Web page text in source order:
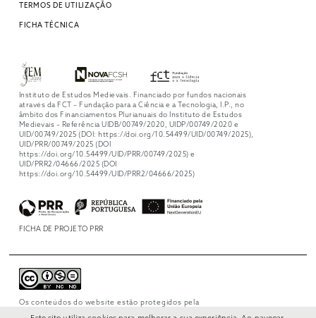
TERMOS DE UTILIZAÇÃO
FICHA TÉCNICA
Instituto de Estudos Medievais. Financiado por fundos nacionais
através da FCT – Fundação para a Ciência e a Tecnologia, I.P., no
âmbito dos Financiamentos Plurianuais do Instituto de Estudos
Medievais – Referência UIDB/00749/2020, UIDP/00749/2020 e
UID/00749/2025 (DOI: https://doi.org/10.54499/UID/00749/2025),
UID/PRR/00749/2025 (DOI
https://doi.org/10.54499/UID/PRR/00749/2025) e
UID/PRR2/04666/2025 (DOI
https://doi.org/10.54499/UID/PRR2/04666/2025)
FICHA DE PROJETO PRR
Os conteúdos do website estão protegidos pela